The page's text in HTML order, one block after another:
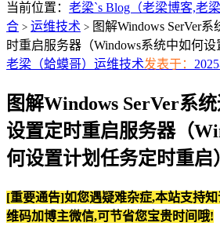
当前位置： 老梁`s Blog（老梁博客,老
合 > 运维技术 > 图解Windows SerVer
时重启服务器（Windows系统中如何设
老梁（蛤蟆哥） 运维技术发表于：
图解Windows SerVer系
设置定时重启服务器（
何设置计划任务定时重启
[重要通告]如您遇疑难杂症,本站支持
维码加博主微信,可节省您宝贵时间哦!